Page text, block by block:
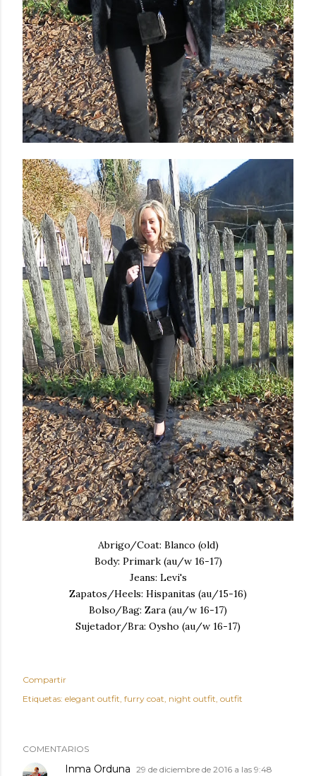
Abrigo/Coat: Blanco (old)
Body: Primark (au/w 16-17)
Jeans: Levi's
Zapatos/Heels: Hispanitas (au/15-16)
Bolso/Bag: Zara (au/w 16-17)
Sujetador/Bra: Oysho (au/w 16-17)
Compartir
Etiquetas: elegant outfit furry coat night outfit outfit
COMENTARIOS
Inma Orduna 29 de diciembre de 2016 a las 9:48